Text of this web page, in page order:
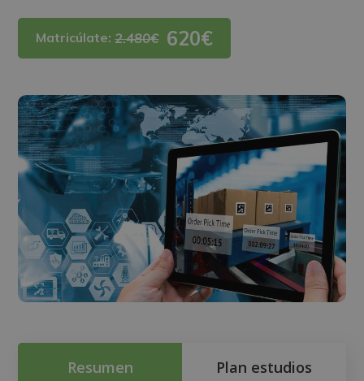
Matricúlate:2.480€ 620€
Resumen Plan estudios